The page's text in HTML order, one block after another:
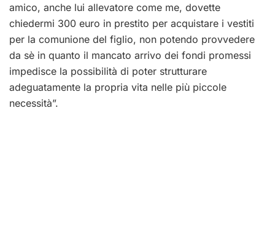
amico, anche lui allevatore come me, dovette
chiedermi 300 euro in prestito per acquistare i vestiti
per la comunione del figlio, non potendo provvedere
da sè in quanto il mancato arrivo dei fondi promessi
impedisce la possibilità di poter strutturare
adeguatamente la propria vita nelle più piccole
necessità”.